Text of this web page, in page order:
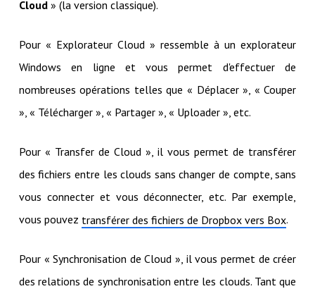
Cloud » (la version classique).
Pour « Explorateur Cloud » ressemble à un explorateur
Windows en ligne et vous permet d'effectuer de
nombreuses opérations telles que « Déplacer », « Couper
», « Télécharger », « Partager », « Uploader », etc.
Pour « Transfer de Cloud », il vous permet de transférer
des fichiers entre les clouds sans changer de compte, sans
vous connecter et vous déconnecter, etc. Par exemple,
vous pouvez transférer des fichiers de Dropbox vers Box.
Pour « Synchronisation de Cloud », il vous permet de créer
des relations de synchronisation entre les clouds. Tant que